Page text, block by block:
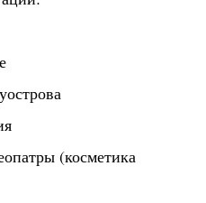
(косметика